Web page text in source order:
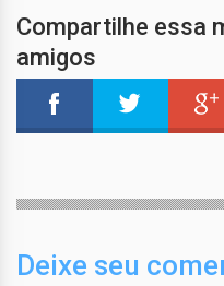
Compartilhe essa
amigos
Deixe seu